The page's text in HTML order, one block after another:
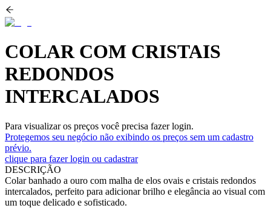
COLAR COM CRISTAIS
REDONDOS
INTERCALADOS
Para visualizar os preços você precisa fazer login.
Protegemos seu negócio não exibindo os preços sem um cadastro
prévio.
clique para fazer login ou cadastrar
DESCRIÇÃO
Colar banhado a ouro com malha de elos ovais e cristais redondos
intercalados, perfeito para adicionar brilho e elegância ao visual com
um toque delicado e sofisticado.